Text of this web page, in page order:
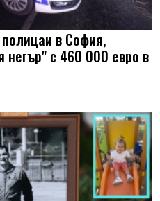
в София,
негър" с 460 000 евро в